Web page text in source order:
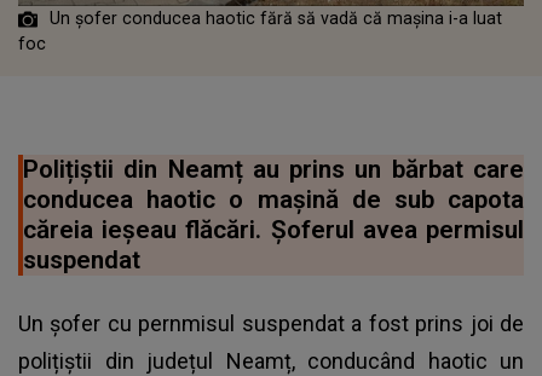
Un șofer conducea haotic fără să vadă că mașina i-a luat
foc
Polițiștii din Neamț au prins un bărbat care
conducea haotic o mașină de sub capota
căreia ieșeau flăcări. Șoferul avea permisul
suspendat
Un șofer cu pernmisul suspendat a fost prins joi de
polițiștii din județul Neamț, conducând haotic un